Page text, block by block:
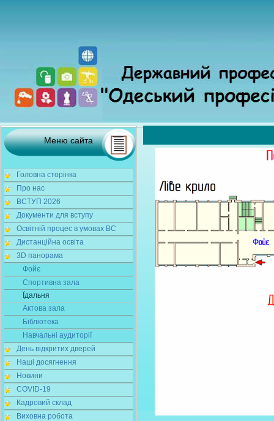
Меню сайта
Головна сторінка
Про нас
ВСТУП 2026
Документи для вступу
Освітній процес в умовах ВС
Дистанційна освіта
3D панорама
Фойє
Спортивна зала
Їдальня
Актова зала
Бібліотека
Навчальні аудиторії
День відкритих дверей
Наші досягнення
Новини
COVID-19
Кадровий склад
Виховна робота